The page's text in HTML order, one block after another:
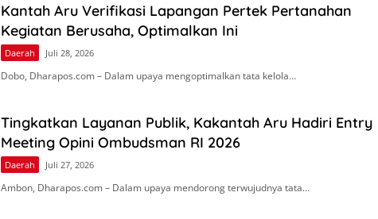
Kantah Aru Verifikasi Lapangan Pertek Pertanahan
Kegiatan Berusaha, Optimalkan Ini
Daerah Juli 28, 2026
Dobo, Dharapos.com – Dalam upaya mengoptimalkan tata kelola…
Tingkatkan Layanan Publik, Kakantah Aru Hadiri Entry
Meeting Opini Ombudsman RI 2026
Daerah Juli 27, 2026
Ambon, Dharapos.com – Dalam upaya mendorong terwujudnya tata…